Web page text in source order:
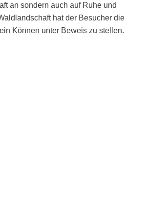
an sondern auch auf Ruhe und
hat der Besucher die
Können unter Beweis zu stellen.